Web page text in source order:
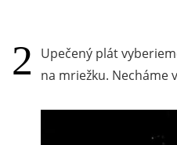
Upečený plát
na mriežku. Necháme